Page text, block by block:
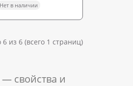
Нет в наличии
из 6 (всего 1 страниц)
свойства и